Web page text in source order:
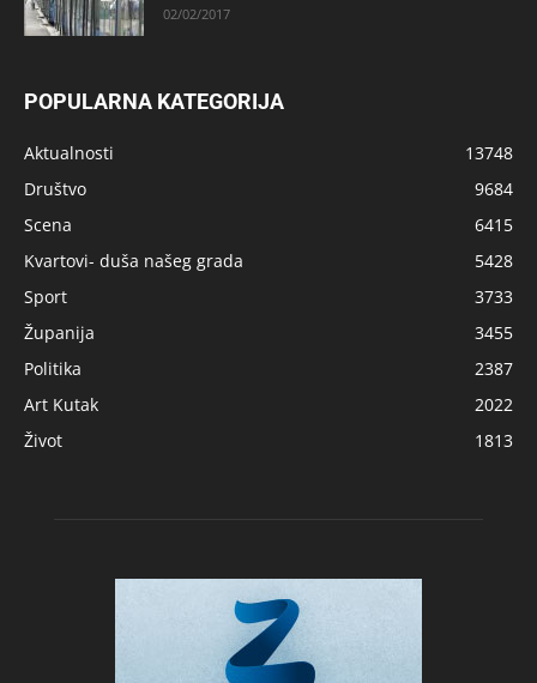
02/02/2017
POPULARNA KATEGORIJA
Aktualnosti
13748
Društvo
9684
Scena
6415
Kvartovi- duša našeg grada
5428
Sport
3733
Županija
3455
Politika
2387
Art Kutak
2022
Život
1813